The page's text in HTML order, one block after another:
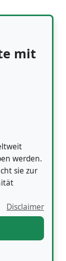
mit
werden.
sie zur
Disclaimer